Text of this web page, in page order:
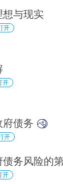
与现实
开
开
府债务
开
务风险的
开